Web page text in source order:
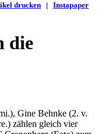
drucken | Instapaper
die
Gine Behnke (2. v.
zählen gleich vier